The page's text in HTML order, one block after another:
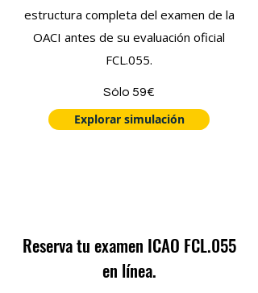
estructura completa del examen de la
OACI antes de su evaluación oficial
FCL.055.
Sólo 59€
Explorar simulación
Reserva tu examen ICAO FCL.055
en línea.